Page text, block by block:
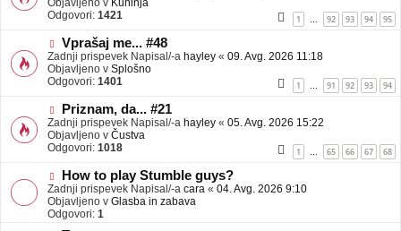
e
b
a
v
e
Objavljeno v Kuhinja
Odgovori: 1421 1 … 92 93 94 95
N
o
v
e
b
a
v
e
Vprašaj me... #48
Zadnji prispevek Napisal/-a hayley « 09. Avg. 2026 11:18
Objavljeno v Splošno
Odgovori: 1401 1 … 91 92 93 94
N
o
v
e
b
a
v
e
Priznam, da... #21
Zadnji prispevek Napisal/-a hayley « 05. Avg. 2026 15:22
Objavljeno v Čustva
Odgovori: 1018 1 65 66 67 68
N
o
v
e
o
How to play Stumble guys?
Zadnji prispevek Napisal/-a cara « 04. Avg. 2026 9:10
Objavljeno v Glasba in zabava
Odgovori: 1